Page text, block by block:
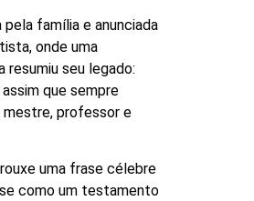
família e anunciada
onde uma
resumiu seu legado:
que sempre
mestre, professor e
uma frase célebre
como um testamento